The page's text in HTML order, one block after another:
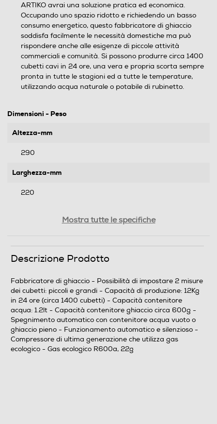
ARTIKO avrai una soluzione pratica ed economica.
Occupando uno spazio ridotto e richiedendo un basso
consumo energetico, questo fabbricatore di ghiaccio
soddisfa facilmente le necessità domestiche ma può
rispondere anche alle esigenze di piccole attività
commerciali e comunità. Si possono produrre circa 1400
cubetti cavi in 24 ore, una vera e propria scorta sempre
pronta in tutte le stagioni ed a tutte le temperature,
utilizzando acqua naturale o potabile di rubinetto.
Dimensioni - Peso
Altezza-mm
290
Larghezza-mm
220
Informazioni sulla sicurezza del prodotto
Clicca qui
Mostra tutte le specifiche
Descrizione Prodotto
Fabbricatore di ghiaccio - Possibilità di impostare 2 misure
dei cubetti: piccoli e grandi - Capacità di produzione: 12Kg
in 24 ore (circa 1400 cubetti) - Capacità contenitore
acqua: 1.2lt - Capacità contenitore ghiaccio circa 600g -
Spegnimento automatico con contenitore acqua vuoto o
ghiaccio pieno - Funzionamento automatico e silenzioso -
Compressore di ultima generazione che utilizza gas
ecologico - Gas ecologico R600a, 22g